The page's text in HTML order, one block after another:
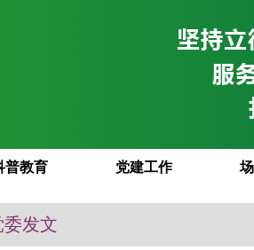
普教育 党建工作
委发文